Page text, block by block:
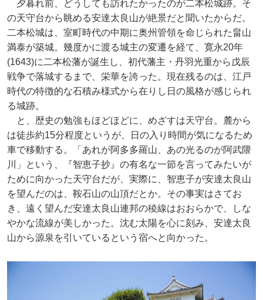
夕暮れ前、どうしても訪れたかったのが二本松城跡。そ
の天守台から眺める安達太良山が絶景だと聞いたからだ。
二本松城は、室町時代の中期に奥州管領を命じられた畠山
満泰が築城。幾度かに渡る城主の変遷を経て、寛永20年
(1643)に二本松藩が誕生し、初代藩主・丹羽光重から戊辰
戦争で落城するまで、栄華を誇った。現在残るのは、江戸
時代の特徴的な石積み様式から在りし日の風格が感じられ
る城跡。
と、歴史の勉強もほどほどに、めざすは天守台。麓から
は徒歩約15分程度というが、日の入り時間が気になるため
車で移動する。「あれが阿多多羅山、あの光るのが阿武隈
川」という、『智恵子抄』の有名な一節を言ってみたいが
ために向かった天守台だが、実際に、智恵子が安達太良山
を望んだのは、鞍石山の山頂だとか。その事実はさてお
き、遠く望んだ安達太良山連邦の稜線はおおらかで、しな
やかな流線が美しかった。沈む太陽を心に刻み、安達太良
山から源泉を引いているという宿へと向かった。